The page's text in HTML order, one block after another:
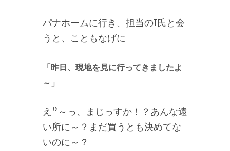
パナホームに行き、担当のI氏と会
うと、こともなげに
「昨日、現地を見に行ってきましたよ
～」
え”～っ、まじっすか！？あんな遠
い所に～？まだ買うとも決めてな
いのに～？